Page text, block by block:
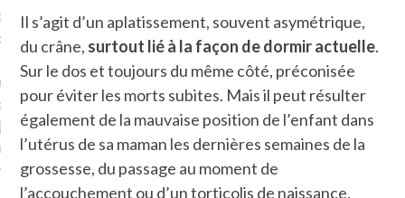
Je ne suis pas une
je le garde pour ce
je sens, j’entends, je
goûte et ceux que je
! Marcheuse des villes,
des ruines et des
Il s’agit d’un aplatissement, souvent asymétrique,
du crâne, surtout lié à la façon de dormir actuelle.
Sur le dos et toujours du même côté, préconisée
pour éviter les morts subites. Mais il peut résulter
également de la mauvaise position de l’enfant dans
l’utérus de sa maman les dernières semaines de la
grossesse, du passage au moment de
l’accouchement ou d’un torticolis de naissance.